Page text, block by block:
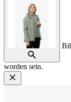
worden sein.